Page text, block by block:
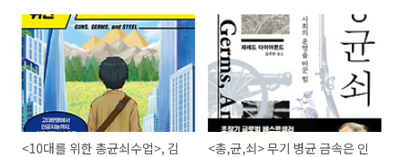
<10대를 위한 총균쇠수업>, 김
<총,균,쇠> 무기 병균 금속은 인